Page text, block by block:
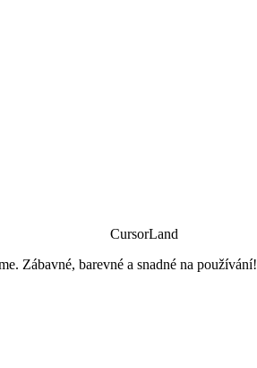
CursorLand
Zábavné, barevné a snadné na používání!